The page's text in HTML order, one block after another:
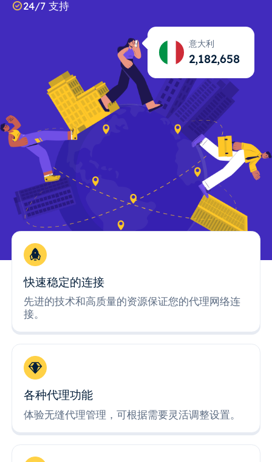
24/7 支持
意大利
2,182,659
快速稳定的连接
先进的技术和高质量的资源保证您的代理网络连
接。
各种代理功能
体验无缝代理管理，可根据需要灵活调整设置。